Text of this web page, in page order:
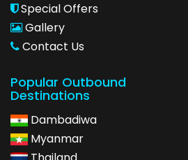
Special Offers
Gallery
Contact Us
Popular Outbound
Destinations
Dambadiwa
Myanmar